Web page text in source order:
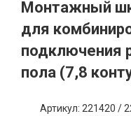
Монтажный
для
подключения
пола (7,8
Артикул: 221420 /